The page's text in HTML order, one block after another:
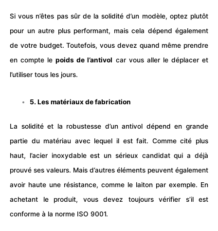
Si vous n’êtes pas sûr de la solidité d’un modèle, optez plutôt
pour un autre plus performant, mais cela dépend également
de votre budget. Toutefois, vous devez quand même prendre
en compte lepoids de l’antivol car vous aller le déplacer et
l’utiliser tous les jours.
5. Les matériaux de fabrication
La solidité et la robustesse d’un antivol dépend en grande
partie du matériau avec lequel il est fait. Comme cité plus
haut, l’acier inoxydable est un sérieux candidat qui a déjà
prouvé ses valeurs. Mais d’autres éléments peuvent également
avoir haute une résistance, comme le laiton par exemple. En
achetant le produit, vous devez toujours vérifier s’il est
conforme à la norme ISO 9001.